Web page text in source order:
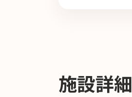
施設詳細